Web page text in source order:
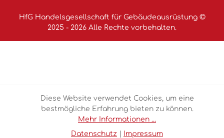
HfG Handelsgesellschaft für Gebäudeausrüstung ©
2025 - 2026 Alle Rechte vorbehalten.
Diese Website verwendet Cookies, um eine
bestmögliche Erfahrung bieten zu können.
Mehr Informationen ...
Datenschutz
Impressum